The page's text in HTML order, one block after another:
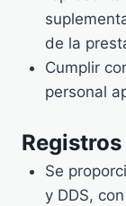
de la
Cumplir
personal
Se
y DDS,